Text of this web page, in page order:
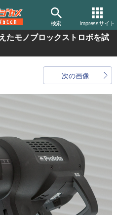
検索 Impressサイト
たモノブロックストロボを試
次の画像